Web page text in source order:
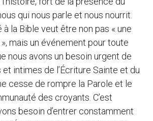
qui nous parle et nous nourrit.
la Bible veut être non pas « une
mais un événement pour toute
nous avons un besoin urgent de
intimes de l’Écriture Sainte et du
cesse de rompre la Parole et le
des croyants. C’est
besoin d’entrer constamment